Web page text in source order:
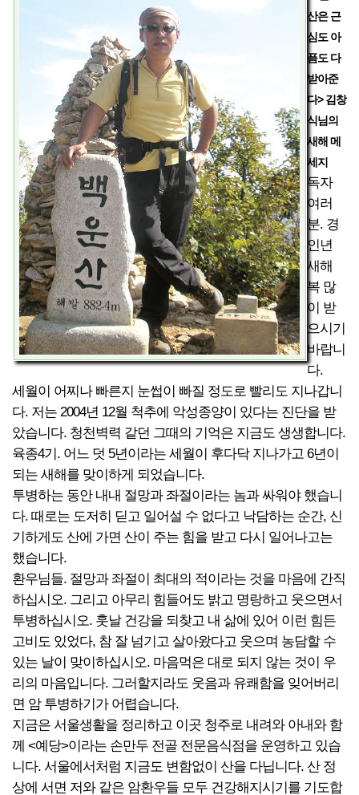
산은 근
심도 아
픔도 다
받아준
다> 김창
식님의
새해 메
세지
독자
여러
분. 경
인년
새해
복 많
이 받
으시기
바랍니
다.
세월이 어찌나 빠른지 눈썹이 빠질 정도로 빨리도 지나갑니
다. 저는 2004년 12월 척추에 악성종양이 있다는 진단을 받
았습니다. 청천벽력 같던 그때의 기억은 지금도 생생합니다.
육종4기. 어느 덧 5년이라는 세월이 후다닥 지나가고 6년이
되는 새해를 맞이하게 되었습니다.
투병하는 동안 내내 절망과 좌절이라는 놈과 싸워야 했습니
다. 때로는 도저히 딛고 일어설 수 없다고 낙담하는 순간, 신
기하게도 산에 가면 산이 주는 힘을 받고 다시 일어나고는
했습니다.
환우님들. 절망과 좌절이 최대의 적이라는 것을 마음에 간직
하십시오. 그리고 아무리 힘들어도 밝고 명랑하고 웃으면서
투병하십시오. 훗날 건강을 되찾고 내 삶에 있어 이런 힘든
고비도 있었다, 참 잘 넘기고 살아왔다고 웃으며 농담할 수
있는 날이 맞이하십시오. 마음먹은 대로 되지 않는 것이 우
리의 마음입니다. 그러할지라도 웃음과 유쾌함을 잊어버리
면 암 투병하기가 어렵습니다.
지금은 서울생활을 정리하고 이곳 청주로 내려와 아내와 함
께 <예당>이라는 손만두 전골 전문음식점을 운영하고 있습
니다. 서울에서처럼 지금도 변함없이 산을 다닙니다. 산 정
상에 서면 저와 같은 암환우들 모두 건강해지시기를 기도합